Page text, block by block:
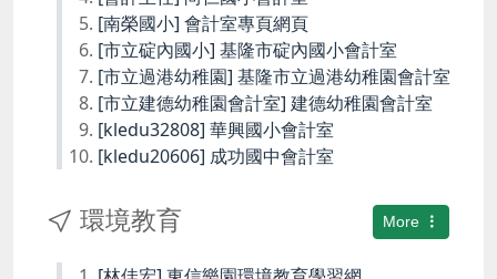
[南榮國小] 會計室專頁網頁
[市立碇內國小] 基隆市碇內國小會計室
[市立過港幼稚園] 基隆市立過港幼稚園會計室
[市立建德幼稚園會計室] 建德幼稚園會計室
[kledu32808] 華興國小會計室
[kledu20606] 成功國中會計室
More
環境教育